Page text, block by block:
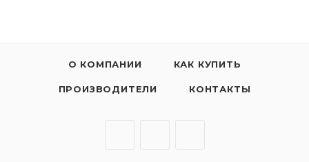
О КОМПАНИИ КАК КУПИТЬ
ПРОИЗВОДИТЕЛИ КОНТАКТЫ